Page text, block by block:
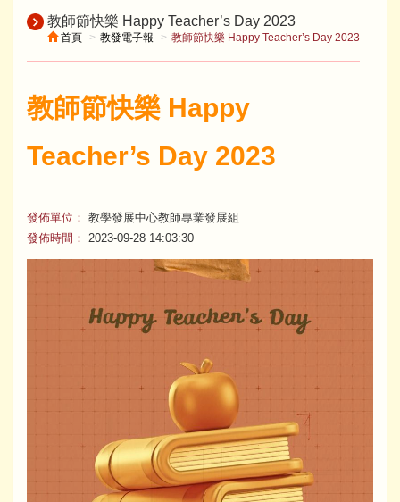
教師節快樂 Happy Teacher’s Day 2023
首頁 教發電子報 教師節快樂 Happy Teacher’s Day 2023
教師節快樂 Happy
Teacher’s Day 2023
發佈單位： 教學發展中心教師專業發展組
發佈時間：
2023-09-28 14:03:30